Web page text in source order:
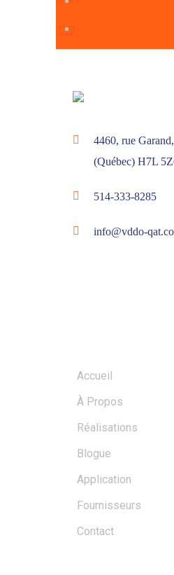
4460, rue
(Québec) H7L
514-333-8285
info@vddo-
Accueil
À Propos
Réalisations
Blogue
Application
Fournisseurs
Contact